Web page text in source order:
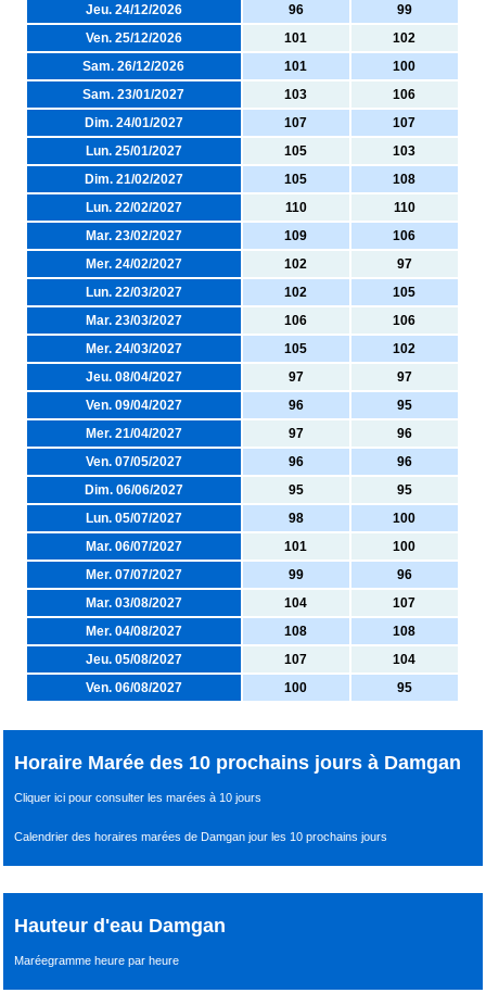
Jeu. 24/12/2026
96
99
Ven. 25/12/2026
101
102
Sam. 26/12/2026
101
100
Sam. 23/01/2027
103
106
Dim. 24/01/2027
107
107
Lun. 25/01/2027
105
103
Dim. 21/02/2027
105
108
Lun. 22/02/2027
110
110
Mar. 23/02/2027
109
106
Mer. 24/02/2027
102
97
Lun. 22/03/2027
102
105
Mar. 23/03/2027
106
106
Mer. 24/03/2027
105
102
Jeu. 08/04/2027
97
97
Ven. 09/04/2027
96
95
Mer. 21/04/2027
97
96
Ven. 07/05/2027
96
96
Dim. 06/06/2027
95
95
Lun. 05/07/2027
98
100
Mar. 06/07/2027
101
100
Mer. 07/07/2027
99
96
Mar. 03/08/2027
104
107
Mer. 04/08/2027
108
108
Jeu. 05/08/2027
107
104
Ven. 06/08/2027
100 95
Horaire Marée des 10 prochains jours à Damgan
Cliquer ici pour consulter les marées à 10 jours
Calendrier des horaires marées de Damgan jour les 10 prochains jours
Hauteur d'eau Damgan
Maréegramme heure par heure